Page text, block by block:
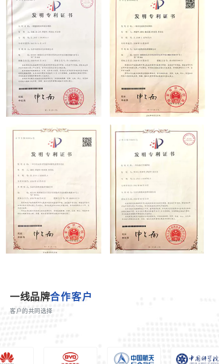
一线品牌合作客户
客户的共同选择